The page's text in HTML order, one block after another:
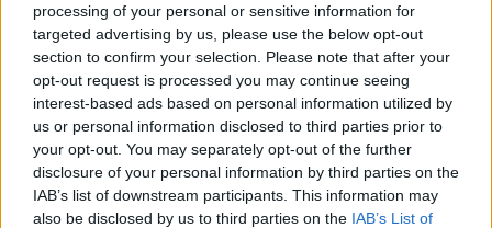
processing of your personal or sensitive information for
targeted advertising by us, please use the below opt-out
section to confirm your selection. Please note that after your
opt-out request is processed you may continue seeing
interest-based ads based on personal information utilized by
us or personal information disclosed to third parties prior to
your opt-out. You may separately opt-out of the further
disclosure of your personal information by third parties on the
IAB’s list of downstream participants. This information may
also be disclosed by us to third parties on the IAB’s List of
Ένας ολόκληρος κόσμος πίσω από
τις βιτρίνες